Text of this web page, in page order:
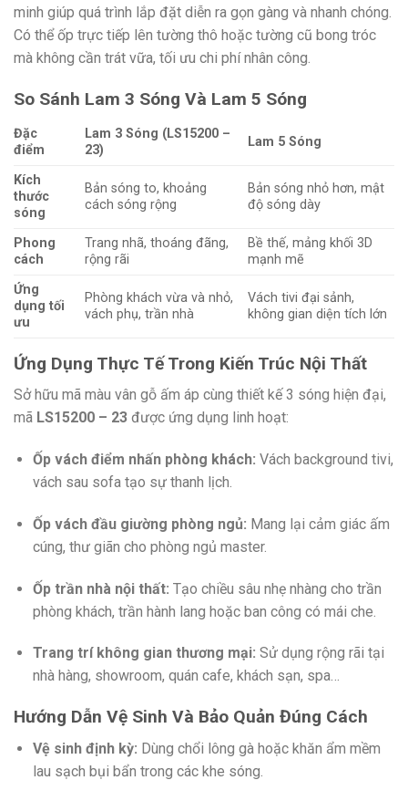
minh giúp quá trình lắp đặt diễn ra gọn gàng và nhanh chóng.
Có thể ốp trực tiếp lên tường thô hoặc tường cũ bong tróc
mà không cần trát vữa, tối ưu chi phí nhân công.
So Sánh Lam 3 Sóng Và Lam 5 Sóng
Đặc
điểm
Lam 3 Sóng (LS15200 –
23)
Lam 5 Sóng
Kích
thước
sóng
Bản sóng to, khoảng
cách sóng rộng
Bản sóng nhỏ hơn, mật
độ sóng dày
Phong
cách
Trang nhã, thoáng đãng,
rộng rãi
Bề thế, mảng khối 3D
mạnh mẽ
Ứng
dụng tối
ưu
Phòng khách vừa và nhỏ,
vách phụ, trần nhà
Vách tivi đại sảnh,
không gian diện tích lớn
Ứng Dụng Thực Tế Trong Kiến Trúc Nội Thất
Sở hữu mã màu vân gỗ ấm áp cùng thiết kế 3 sóng hiện đại,
mã LS15200 – 23 được ứng dụng linh hoạt:
Ốp vách điểm nhấn phòng khách: Vách background tivi,
vách sau sofa tạo sự thanh lịch.
Ốp vách đầu giường phòng ngủ: Mang lại cảm giác ấm
cúng, thư giãn cho phòng ngủ master.
Ốp trần nhà nội thất: Tạo chiều sâu nhẹ nhàng cho trần
phòng khách, trần hành lang hoặc ban công có mái che.
Trang trí không gian thương mại: Sử dụng rộng rãi tại
nhà hàng, showroom, quán cafe, khách sạn, spa…
Hướng Dẫn Vệ Sinh Và Bảo Quản Đúng Cách
Vệ sinh định kỳ: Dùng chổi lông gà hoặc khăn ẩm mềm
lau sạch bụi bẩn trong các khe sóng.